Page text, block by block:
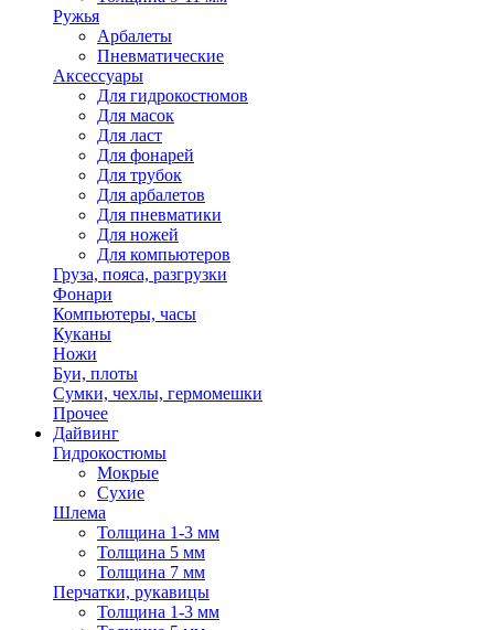
Ружья
Арбалеты
Пневматические
Аксессуары
Для гидрокостюмов
Для масок
Для ласт
Для фонарей
Для трубок
Для арбалетов
Для пневматики
Для ножей
Для компьютеров
Груза, пояса, разгрузки
Фонари
Компьютеры, часы
Куканы
Ножи
Буи, плоты
Сумки, чехлы, гермомешки
Прочее
Дайвинг
Гидрокостюмы
Мокрые
Сухие
Шлема
Толщина 1-3 мм
Толщина 5 мм
Толщина 7 мм
Перчатки, рукавицы
Толщина 1-3 мм